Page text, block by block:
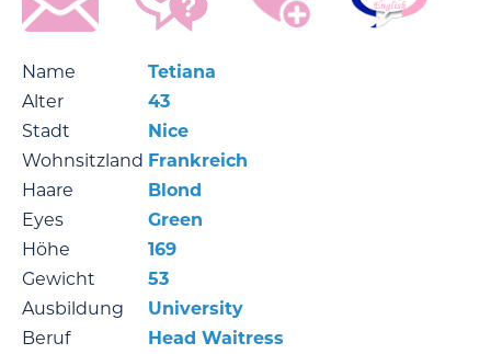
Name
Tetiana
Alter
43
Stadt
Nice
Wohnsitzland Frankreich
Haare
Blond
Eyes
Green
Höhe
169
Gewicht
53
Ausbildung
University
Beruf
Head Waitress